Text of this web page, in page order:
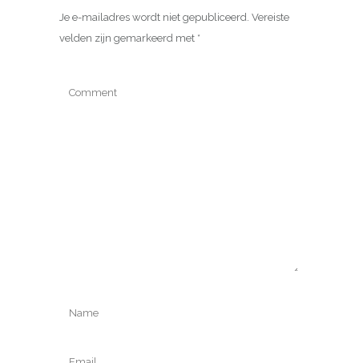
Je e-mailadres wordt niet gepubliceerd. Vereiste
velden zijn gemarkeerd met *